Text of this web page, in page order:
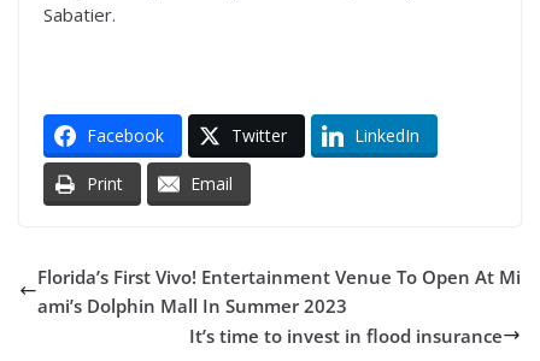
Sabatier.
Facebook Twitter LinkedIn
Print Email
Florida’s First Vivo! Entertainment Venue To Open At Mi
ami’s Dolphin Mall In Summer 2023
It’s time to invest in flood insurance